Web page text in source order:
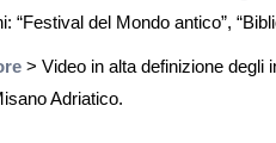
“Festival del Mondo antico”,
> Video in alta definizione degli
Adriatico.